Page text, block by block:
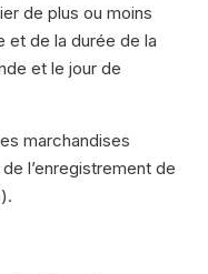
de plus ou moins
et de la durée de la
et le jour de
marchandises
l’enregistrement de